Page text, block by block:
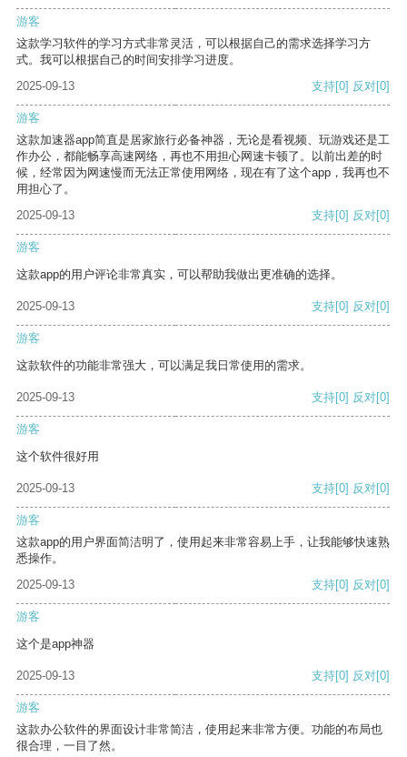
游客
这款学习软件的学习方式非常灵活，可以根据自己的需求选择学习方
式。我可以根据自己的时间安排学习进度。
2025-09-13
支持[0] 反对[0]
游客
这款加速器app简直是居家旅行必备神器，无论是看视频、玩游戏还是工
作办公，都能畅享高速网络，再也不用担心网速卡顿了。以前出差的时
候，经常因为网速慢而无法正常使用网络，现在有了这个app，我再也不
用担心了。
2025-09-13
支持[0] 反对[0]
游客
这款app的用户评论非常真实，可以帮助我做出更准确的选择。
2025-09-13 支持[0] 反对[0]
游客
这款软件的功能非常强大，可以满足我日常使用的需求。
2025-09-13 支持[0] 反对[0]
游客
这个软件很好用
2025-09-13 支持[0] 反对[0]
游客
这款app的用户界面简洁明了，使用起来非常容易上手，让我能够快速熟
悉操作。
2025-09-13
支持[0] 反对[0]
游客
这个是app神器
2025-09-13 支持[0] 反对[0]
游客
这款办公软件的界面设计非常简洁，使用起来非常方便。功能的布局也
很合理，一目了然。